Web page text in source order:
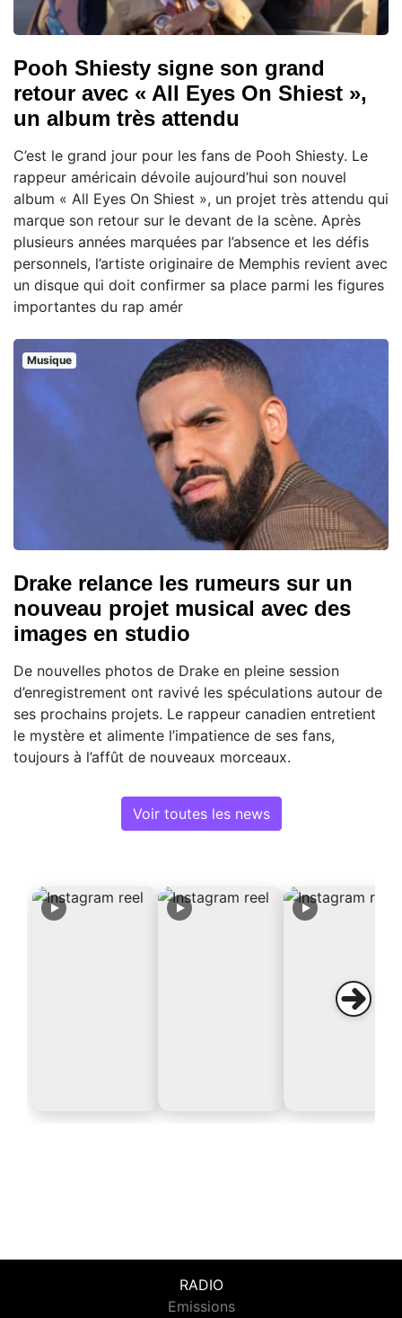
Pooh Shiesty signe son grand
retour avec « All Eyes On Shiest »,
un album très attendu
C’est le grand jour pour les fans de Pooh Shiesty. Le
rappeur américain dévoile aujourd’hui son nouvel
album « All Eyes On Shiest », un projet très attendu qui
marque son retour sur le devant de la scène. Après
plusieurs années marquées par l’absence et les défis
personnels, l’artiste originaire de Memphis revient avec
un disque qui doit confirmer sa place parmi les figures
importantes du rap amér
Musique
Drake relance les rumeurs sur un
nouveau projet musical avec des
images en studio
De nouvelles photos de Drake en pleine session
d’enregistrement ont ravivé les spéculations autour de
ses prochains projets. Le rappeur canadien entretient
le mystère et alimente l’impatience de ses fans,
toujours à l’affût de nouveaux morceaux.
Voir toutes les news
RADIO
Emissions